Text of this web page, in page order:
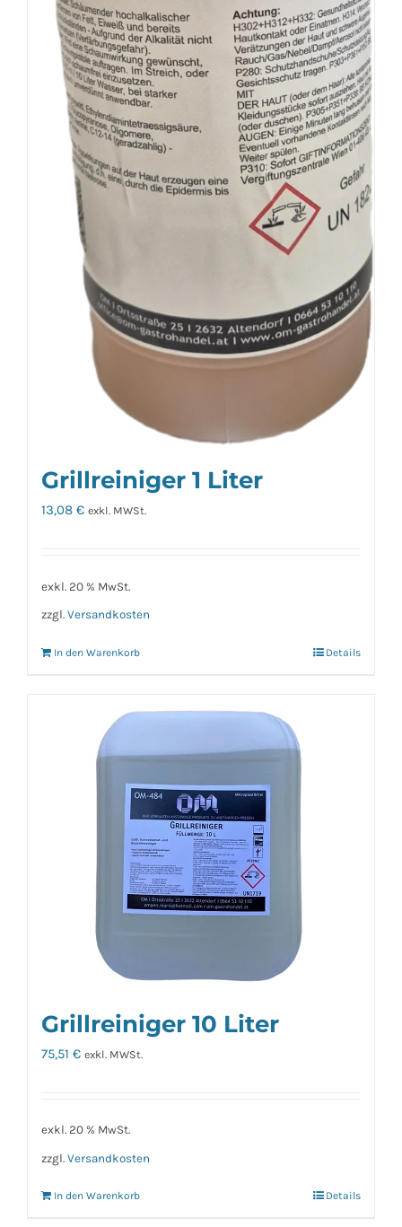
Grillreiniger 1 Liter
13,08 € exkl. MWSt.
exkl. 20 % MwSt.
zzgl. Versandkosten
In den Warenkorb Details
Grillreiniger 10 Liter
75,51 € exkl. MWSt.
exkl. 20 % MwSt.
zzgl. Versandkosten
In den Warenkorb Details